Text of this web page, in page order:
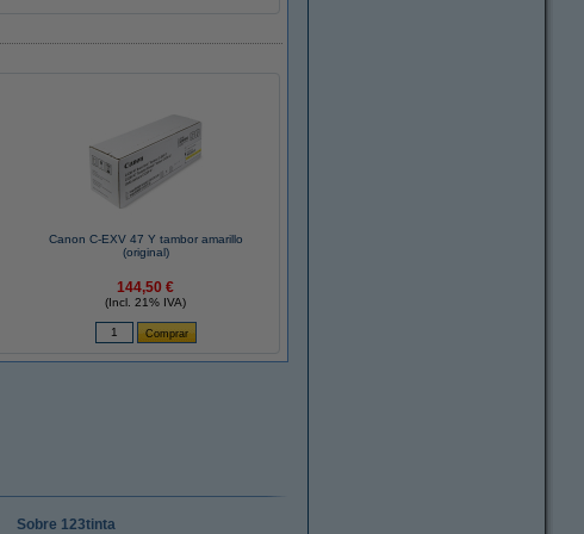
Canon C-EXV 47 Y tambor amarillo
(original)
144,50 €
(Incl. 21% IVA)
Sobre 123tinta